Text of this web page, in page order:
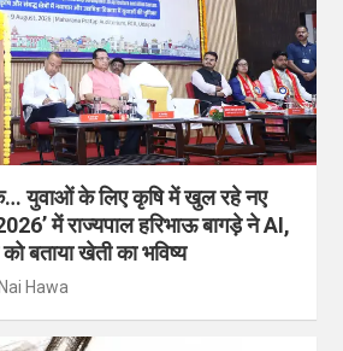
युवाओं के लिए कृषि में खुल रहे नए
में राज्यपाल हरिभाऊ बागड़े ने AI,
बताया खेती का भविष्य
Nai Hawa